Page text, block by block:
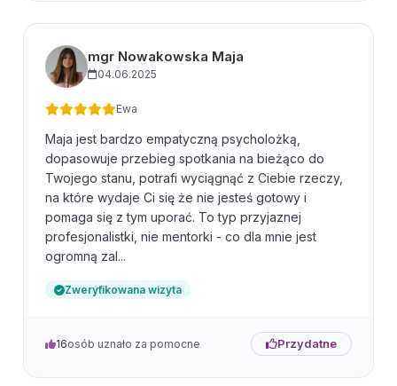
mgr Nowakowska Maja
04.06.2025
Ewa
Maja jest bardzo empatyczną psycholożką,
dopasowuje przebieg spotkania na bieżąco do
Twojego stanu, potrafi wyciągnąć z Ciebie rzeczy,
na które wydaje Ci się że nie jesteś gotowy i
pomaga się z tym uporać. To typ przyjaznej
profesjonalistki, nie mentorki - co dla mnie jest
ogromną zal...
Zweryfikowana wizyta
16osób uznało za pomocne Przydatne